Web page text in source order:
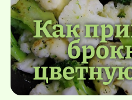
Как